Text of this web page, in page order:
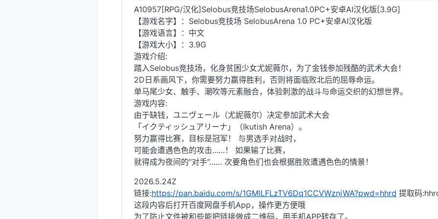
A10957[RPG/汉化]Selobus竞技场SelobusArena1.0PC+安卓AI汉化版[3.9G]
【游戏名字】：Selobus竞技场 SelobusArena 1.0 PC+安卓AI汉化版
【游戏语言】：中文
【游戏大小】：3.9G
游戏介绍:
踏入Selobus竞技场，化身贫困少女尤妮薇尔，为了金钱参加残酷的武术大会！
2D日系画风下，你需要努力赢得胜利，否则将面临败北后的屈辱命运。
单马尾少女、触手、潮吹等元素融合，体验刺激的战斗与命运交织的幻想世界。
游戏内容:
由于缺钱，ユニヴェール（尤妮薇尔）决定参加武术大会
「イクティッシュアリーナ」（Ikutish Arena）。
努力赢得比赛，目标是冠军！ 与男选手对战时，
可能会遭遇色色的攻击……！ 如果输了比赛，
就得成为夜间的“对手”…… 次要角色们也会根据胜败遭遇色色的情景！
2026.5.24Z
链接:https://pan.baidu.com/s/1GMlLFLzTV6Dq1CCVWznjWA?pwd=hhrd 提取码
这段内容后打开百度网盘手机App，操作更方便哦
为了防止文件被和些能把链接做成二维码，用手机APP转存了。